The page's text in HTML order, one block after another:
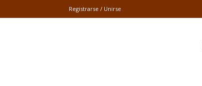
Registrarse / Unirse